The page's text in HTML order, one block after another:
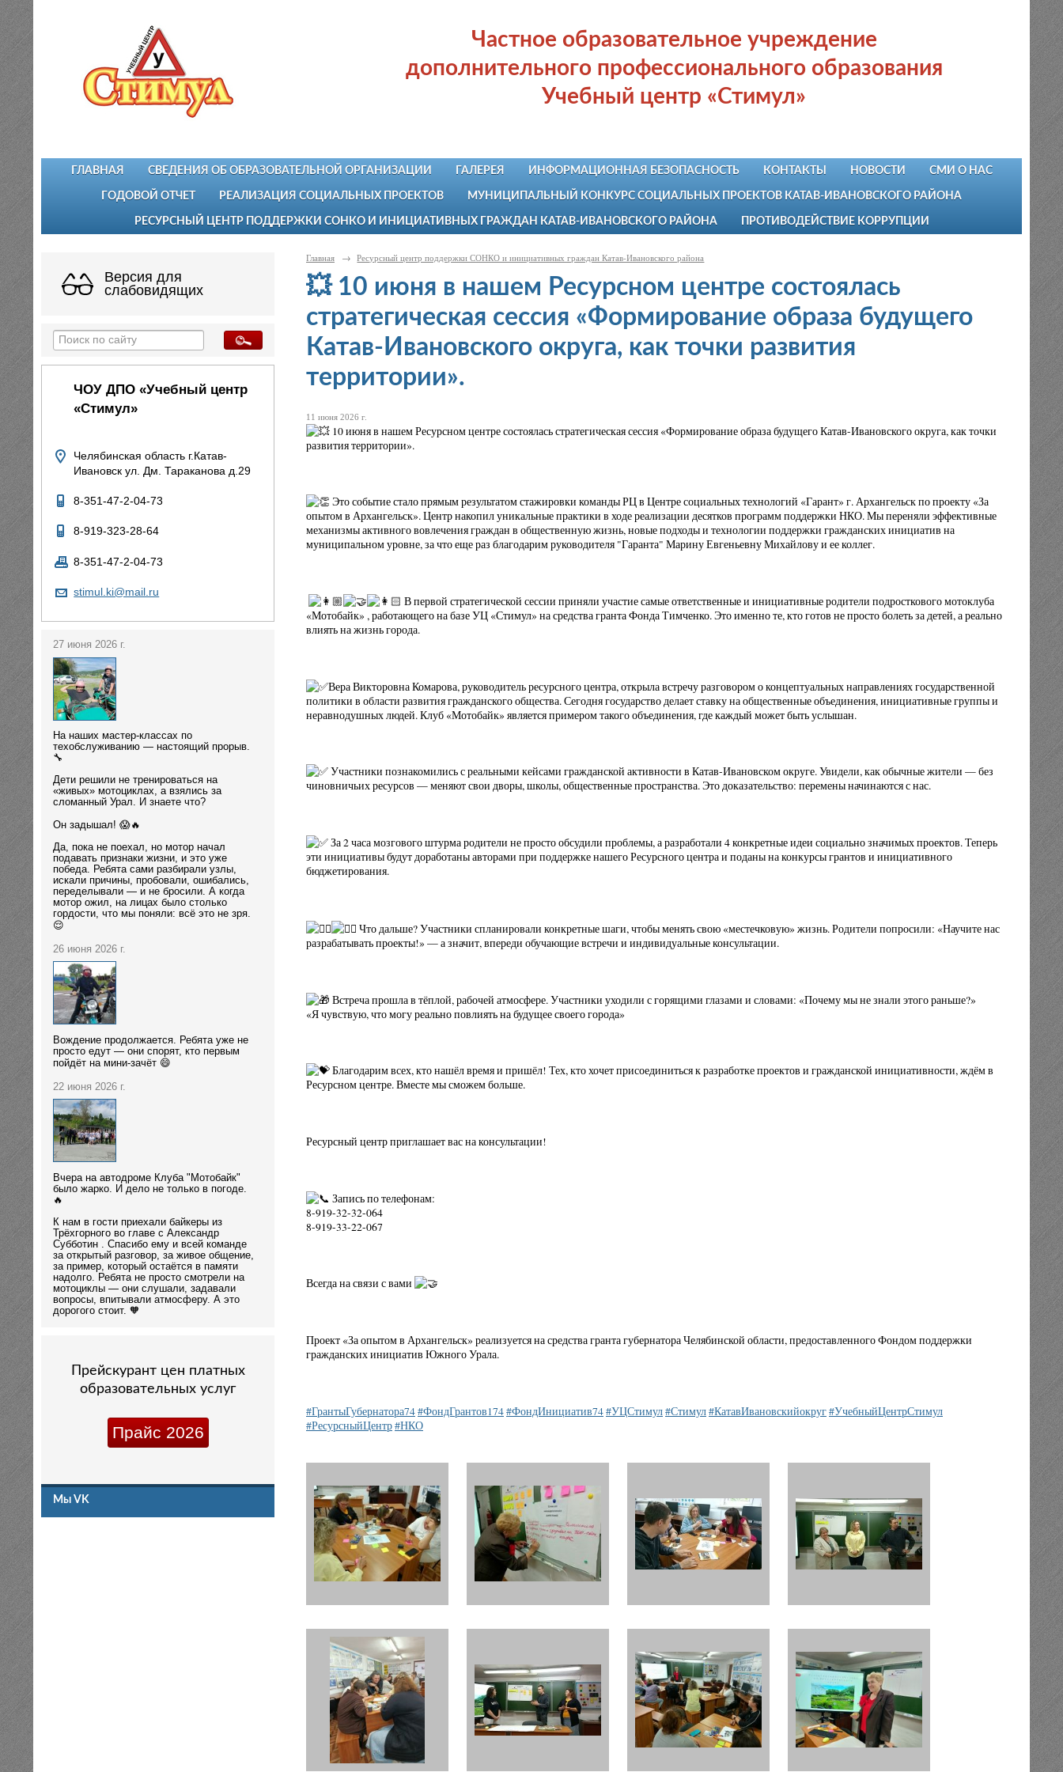
Частное образовательное учреждение
дополнительного профессионального образования
Учебный центр «Стимул»
ГЛАВНАЯ СВЕДЕНИЯ ОБ ОБРАЗОВАТЕЛЬНОЙ ОРГАНИЗАЦИИ ГАЛЕРЕЯ ИНФОРМАЦИОННАЯ БЕЗОПАСНОСТЬ КОНТАКТЫ НОВОСТИ СМИ О НАС
ГОДОВОЙ ОТЧЕТ РЕАЛИЗАЦИЯ СОЦИАЛЬНЫХ ПРОЕКТОВ МУНИЦИПАЛЬНЫЙ КОНКУРС СОЦИАЛЬНЫХ ПРОЕКТОВ КАТАВ-ИВАНОВСКОГО РАЙОНА
РЕСУРСНЫЙ ЦЕНТР ПОДДЕРЖКИ СОНКО И ИНИЦИАТИВНЫХ ГРАЖДАН КАТАВ-ИВАНОВСКОГО РАЙОНА ПРОТИВОДЕЙСТВИЕ КОРРУПЦИИ
Версия для
слабовидящих
ЧОУ ДПО «Учебный центр
«Стимул»
Челябинская область г.Катав-
Ивановск ул. Дм. Тараканова д.29
8-351-47-2-04-73
8-919-323-28-64
8-351-47-2-04-73
stimul.ki@mail.ru
27 июня 2026 г.
На наших мастер-классах по
техобслуживанию — настоящий прорыв.
🔧
Дети решили не тренироваться на
«живых» мотоциклах, а взялись за
сломанный Урал. И знаете что?
Он задышал! 😱🔥
Да, пока не поехал, но мотор начал
подавать признаки жизни, и это уже
победа. Ребята сами разбирали узлы,
искали причины, пробовали, ошибались,
переделывали — и не бросили. А когда
мотор ожил, на лицах было столько
гордости, что мы поняли: всё это не зря.
😌
26 июня 2026 г.
Вождение продолжается. Ребята уже не
просто едут — они спорят, кто первым
пойдёт на мини-зачёт 😄
22 июня 2026 г.
Вчера на автодроме Клуба "Мотобайк"
было жарко. И дело не только в погоде.
🔥
К нам в гости приехали байкеры из
Трёхгорного во главе с Александр
Субботин . Спасибо ему и всей команде
за открытый разговор, за живое общение,
за пример, который остаётся в памяти
надолго. Ребята не просто смотрели на
мотоциклы — они слушали, задавали
вопросы, впитывали атмосферу. А это
дорогого стоит. 🧡
Прейскурант цен платных
образовательных услуг
Прайс 2026
Мы VK
Главная → Ресурсный центр поддержки СОНКО и инициативных граждан Катав-Ивановского района
💥 10 июня в нашем Ресурсном центре состоялась
стратегическая сессия «Формирование образа будущего
Катав-Ивановского округа, как точки развития
территории».
11 июня 2026 г.
10 июня в нашем Ресурсном центре состоялась стратегическая сессия «Формирование образа будущего Катав-Ивановского округа, как точки
развития территории».
Это событие стало прямым результатом стажировки команды РЦ в Центре социальных технологий «Гарант» г. Архангельск по проекту «За
опытом в Архангельск». Центр накопил уникальные практики в ходе реализации десятков программ поддержки НКО. Мы переняли эффективные
механизмы активного вовлечения граждан в общественную жизнь, новые подходы и технологии поддержки гражданских инициатив на
муниципальном уровне, за что еще раз благодарим руководителя "Гаранта" Марину Евгеньевну Михайлову и ее коллег.
В первой стратегической сессии приняли участие самые ответственные и инициативные родители подросткового мотоклуба
«Мотобайк» , работающего на базе УЦ «Стимул» на средства гранта Фонда Тимченко. Это именно те, кто готов не просто болеть за детей, а реально
влиять на жизнь города.
Вера Викторовна Комарова, руководитель ресурсного центра, открыла встречу разговором о концептуальных направлениях государственной
политики в области развития гражданского общества. Сегодня государство делает ставку на общественные объединения, инициативные группы и
неравнодушных людей. Клуб «Мотобайк» является примером такого объединения, где каждый может быть услышан.
Участники познакомились с реальными кейсами гражданской активности в Катав-Ивановском округе. Увидели, как обычные жители — без
чиновничьих ресурсов — меняют свои дворы, школы, общественные пространства. Это доказательство: перемены начинаются с нас.
За 2 часа мозгового штурма родители не просто обсудили проблемы, а разработали 4 конкретные идеи социально значимых проектов. Теперь
эти инициативы будут доработаны авторами при поддержке нашего Ресурсного центра и поданы на конкурсы грантов и инициативного
бюджетирования.
Что дальше? Участники спланировали конкретные шаги, чтобы менять свою «местечковую» жизнь. Родители попросили: «Научите нас
разрабатывать проекты!» — а значит, впереди обучающие встречи и индивидуальные консультации.
Встреча прошла в тёплой, рабочей атмосфере. Участники уходили с горящими глазами и словами: «Почему мы не знали этого раньше?»
«Я чувствую, что могу реально повлиять на будущее своего города»
Благодарим всех, кто нашёл время и пришёл! Тех, кто хочет присоединиться к разработке проектов и гражданской инициативности, ждём в
Ресурсном центре. Вместе мы сможем больше.
Ресурсный центр приглашает вас на консультации!
Запись по телефонам:
8-919-32-32-064
8-919-33-22-067
Всегда на связи с вами
Проект «За опытом в Архангельск» реализуется на средства гранта губернатора Челябинской области, предоставленного Фондом поддержки
гражданских инициатив Южного Урала.
#ГрантыГубернатора74#ФондГрантов174#ФондИнициатив74#УЦСтимул#Стимул#КатавИвановскийокруг#УчебныйЦентрСтимул
#РесурсныйЦентр#НКО